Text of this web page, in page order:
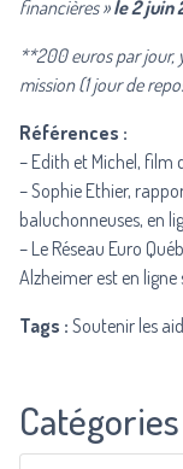
financières »le 2 juin
**200 euros par jour,
mission (1 jour de
Références :
– Edith et Michel, film
– Sophie Ethier,
baluchonneuses, en
– Le Réseau Euro
Alzheimer est en ligne
Tags : Soutenir les
Catégories